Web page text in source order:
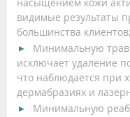
насыщением кожи
видимые результаты
большинства клиентов;
Минимальную
исключает удаление
что наблюдается при
дермабразиях и
Минимальную